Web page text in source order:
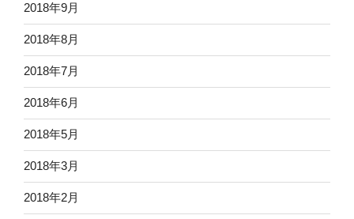
2018年9月
2018年8月
2018年7月
2018年6月
2018年5月
2018年3月
2018年2月